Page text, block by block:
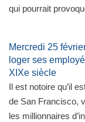
qui pourrait
Mercredi 25
loger ses
XIXe siècle
Il est notoire qu’il
de San Francisco,
les millionnaires